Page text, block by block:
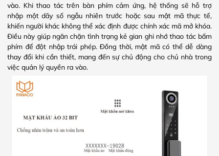
vào. Khi thao tác trên bàn phím cảm ứng, hệ thống sẽ hỗ trợ
nhập một dãy số ngẫu nhiên trước hoặc sau mật mã thực tế,
khiến người khác không thể xác định được chính xác mã mở khóa.
Điều này giúp ngăn chặn tình trạng kẻ gian ghi nhớ thao tác bấm
phím để đột nhập trái phép. Đồng thời, mật mã có thể dễ dàng
thay đổi khi cần thiết, mang đến sự chủ động cho chủ nhà trong
việc quản lý quyền ra vào.